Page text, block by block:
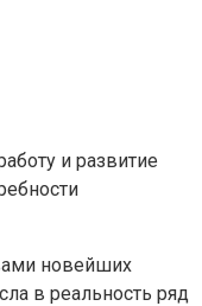
и развитие
новейших
в реальность ряд